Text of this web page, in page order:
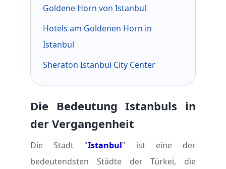
Goldene Horn von Istanbul
Hotels am Goldenen Horn in
Istanbul
Sheraton Istanbul City Center
Die Bedeutung Istanbuls in
der Vergangenheit
Die Stadt "Istanbul" ist eine der
bedeutendsten Städte der Türkei, die